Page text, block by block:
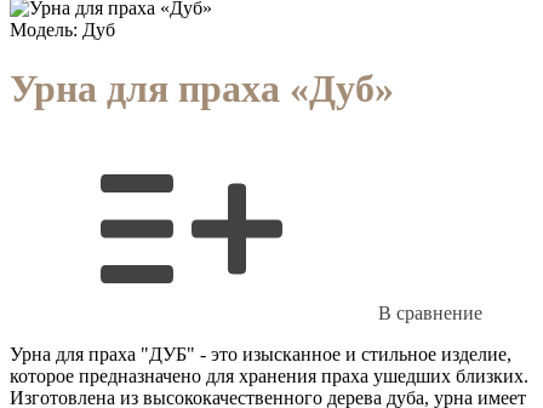
Модель: Дуб
Урна для праха «Дуб»
В сравнение
Урна для праха "ДУБ" - это изысканное и стильное изделие,
которое предназначено для хранения праха ушедших близких.
Изготовлена из высококачественного дерева дуба, урна имеет